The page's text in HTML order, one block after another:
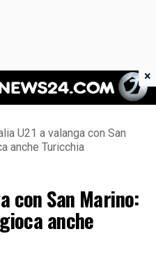
News 24
U21 a valanga con San
anche Turicchia
con San Marino:
anche
×